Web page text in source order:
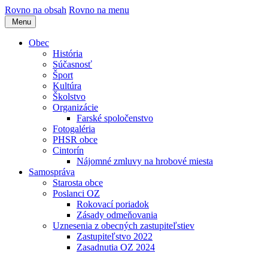
Rovno na obsah Rovno na menu
Menu
Obec
História
Súčasnosť
Šport
Kultúra
Školstvo
Organizácie
Farské spoločenstvo
Fotogaléria
PHSR obce
Cintorín
Nájomné zmluvy na hrobové miesta
Samospráva
Starosta obce
Poslanci OZ
Rokovací poriadok
Zásady odmeňovania
Uznesenia z obecných zastupiteľstiev
Zastupiteľstvo 2022
Zasadnutia OZ 2024